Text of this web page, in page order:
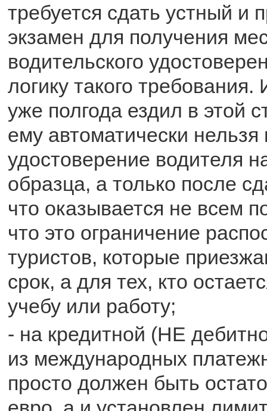
требуется сдать устный и
экзамен для получения
водительского
логику такого
уже полгода ездил в этой
ему автоматически нельзя
удостоверение водителя
образца, а только после
что оказывается не всем
что это ограничение
туристов, которые
срок, а для тех, кто
учебу или работу;
- на кредитной (НЕ
из международных
просто должен быть